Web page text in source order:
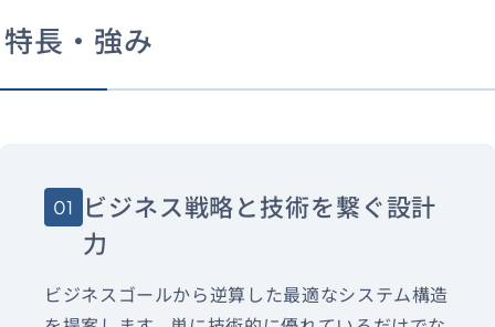
特長・強み
01
ビジネス戦略と技術を繋ぐ設計
力
ビジネスゴールから逆算した最適なシステム構造